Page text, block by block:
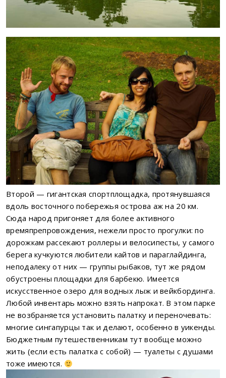
Второй — гигантская спортплощадка, протянувшаяся
вдоль восточного побережья острова аж на 20 км.
Сюда народ пригоняет для более активного
времяпрепровождения, нежели просто прогулки: по
дорожкам рассекают роллеры и велосипесты, у самого
берега кучкуются любители кайтов и параглайдинга,
неподалеку от них — группы рыбаков, тут же рядом
обустроены площадки для барбекю. Имеется
искусственное озеро для водных лыж и вейкбординга.
Любой инвентарь можно взять напрокат. В этом парке
не возбраняется установить палатку и переночевать:
многие сингапурцы так и делают, особенно в уикенды.
Бюджетным путешественникам тут вообще можно
жить (если есть палатка с собой) — туалеты с душами
тоже имеются.